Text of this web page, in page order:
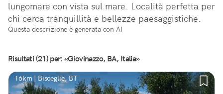
lungomare con vista sul mare. Località perfetta per
chi cerca tranquillità e bellezze paesaggistiche.
Questa descrizione è generata con AI
Risultati (21) per: «Giovinazzo, BA, Italia»
16km | Bisceglie, BT